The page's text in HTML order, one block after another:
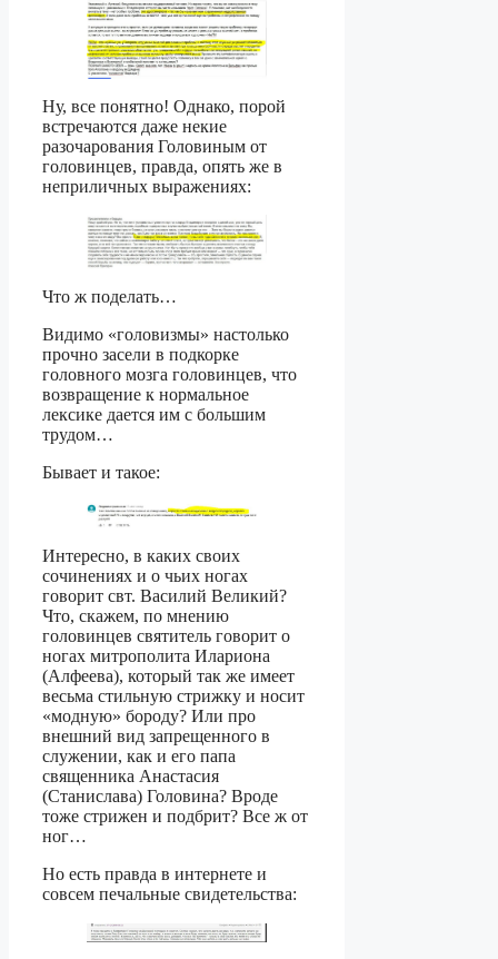
Ну, все понятно! Однако, порой
встречаются даже некие
разочарования Головиным от
головинцев, правда, опять же в
неприличных выражениях:
Что ж поделать…
Видимо «головизмы» настолько
прочно засели в подкорке
головного мозга головинцев, что
возвращение к нормальное
лексике дается им с большим
трудом…
Бывает и такое:
Интересно, в каких своих
сочинениях и о чьих ногах
говорит свт. Василий Великий?
Что, скажем, по мнению
головинцев святитель говорит о
ногах митрополита Илариона
(Алфеева), который так же имеет
весьма стильную стрижку и носит
«модную» бороду? Или про
внешний вид запрещенного в
служении, как и его папа
священника Анастасия
(Станислава) Головина? Вроде
тоже стрижен и подбрит? Все ж от
ног…
Но есть правда в интернете и
совсем печальные свидетельства: